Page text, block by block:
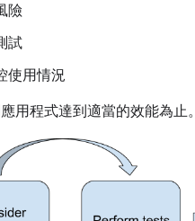
險
試
使用情況
用程式達到適當的效能為止。